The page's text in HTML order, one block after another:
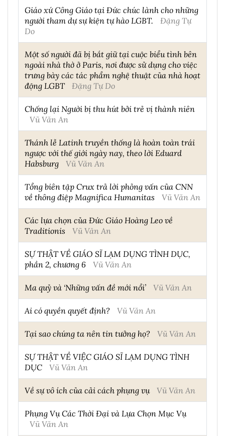
Giáo xứ Công Giáo tại Đức chúc lành cho những
người tham dự sự kiện tự hào LGBT.
Đặng Tự
Do
Một số người đã bị bắt giữ tại cuộc biểu tình bên
ngoài nhà thờ ở Paris, nơi được sử dụng cho việc
trưng bày các tác phẩm nghệ thuật của nhà hoạt
động LGBT
Đặng Tự Do
Chống lại Người bị thu hút bởi trẻ vị thành niên
Vũ Văn An
Thánh lễ Latinh truyền thống là hoàn toàn trái
ngược với thế giới ngày nay, theo lời Eduard
Habsburg
Vũ Văn An
Tổng biên tập Crux trả lời phỏng vấn của CNN
về thông điệp Magnifica Humanitas
Vũ Văn An
Các lựa chọn của Đức Giáo Hoàng Leo về
Traditionis
Vũ Văn An
SỰ THẬT VỀ GIÁO SĨ LẠM DỤNG TÌNH DỤC,
phần 2, chương 6
Vũ Văn An
Ma quỷ và ‘Những vấn đề mới nổi’ Vũ Văn An
Ai có quyền quyết định? Vũ Văn An
Tại sao chúng ta nên tin tưởng họ? Vũ Văn An
SỰ THẬT VỀ VIỆC GIÁO SĨ LẠM DỤNG TÌNH
DỤC
Vũ Văn An
Về sự vô ích của cải cách phụng vụ Vũ Văn An
Phụng Vụ Các Thời Đại và Lựa Chọn Mục Vụ
Vũ Văn An